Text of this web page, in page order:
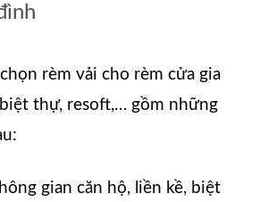
rèm vải cho rèm cửa gia
thự, resoft,… gồm những
gian căn hộ, liền kề, biệt